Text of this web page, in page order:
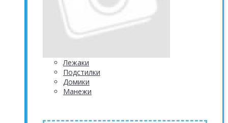
Лежаки
Подстилки
Домики
Манежи